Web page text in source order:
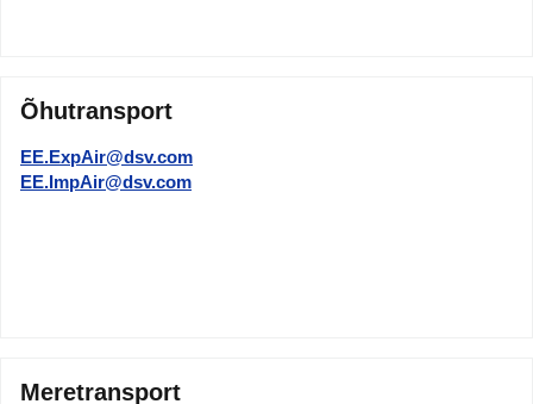
Õhutransport
EE.ExpAir@dsv.com
EE.ImpAir@dsv.com
Meretransport